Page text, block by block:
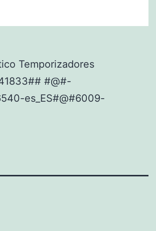
Temporizadores
#@#-
es_ES#@#6009-